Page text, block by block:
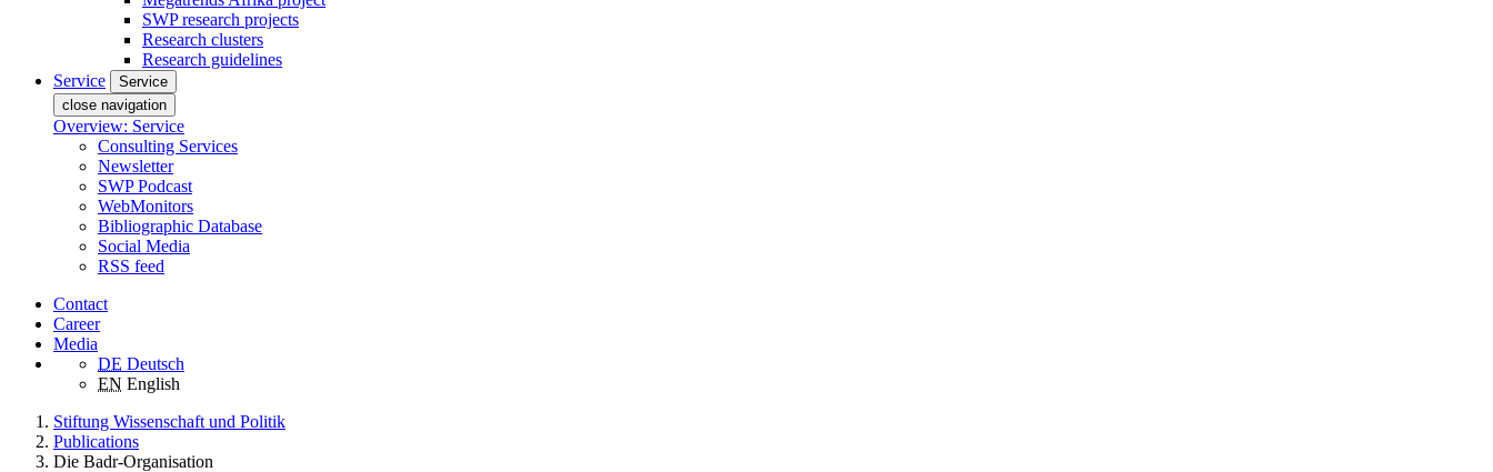
SWP research projects
Research clusters
Research guidelines
Service
Service
close navigation
Overview: Service
Consulting Services
Newsletter
SWP Podcast
WebMonitors
Bibliographic Database
Social Media
RSS feed
Contact
Career
Media
DE Deutsch
EN English
Stiftung Wissenschaft und Politik
Publications
Die Badr-Organisation